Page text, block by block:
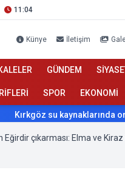
11:04
Künye İletişim
GÜNDEM
SPOR EKONOMİ
su kaynaklarında